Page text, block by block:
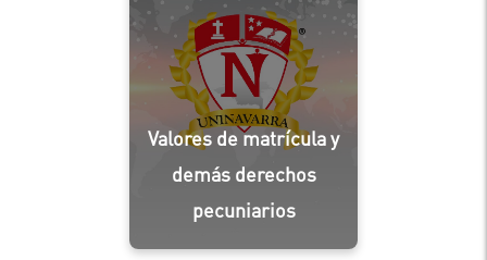
Valores de matrícula y
demás derechos
pecuniarios